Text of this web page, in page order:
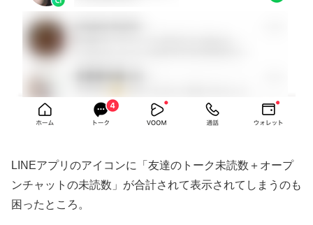
LINEアプリのアイコンに「友達のトーク未読数＋オープ
ンチャットの未読数」が合計されて表示されてしまうのも
困ったところ。